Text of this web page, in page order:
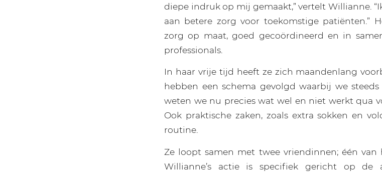
diepe indruk op mij gemaakt,” vertelt Willianne.
aan betere zorg voor toekomstige patiënten.”
zorg op maat, goed gecoördineerd en in
professionals.
In haar vrije tijd heeft ze zich maandenlang
hebben een schema gevolgd waarbij we
weten we nu precies wat wel en niet werkt qua
Ook praktische zaken, zoals extra sokken en
routine.
Ze loopt samen met twee vriendinnen; één van
Willianne’s actie is specifiek gericht op de